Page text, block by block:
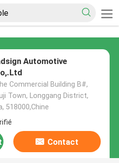
Automotive
Commercial Building B#,
Town, Longgang District,
518000,Chine
Contact